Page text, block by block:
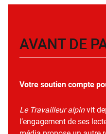
AVANT DE
Votre soutien compte
Le Travailleur alpinvit
l’engagement de ses